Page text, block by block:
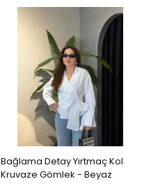
Bağlama Detay Yırtmaç Kol
Kruvaze Gömlek - Beyaz